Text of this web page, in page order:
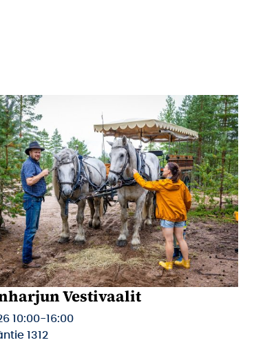
Vestivaalit
10:00-16:00
1312